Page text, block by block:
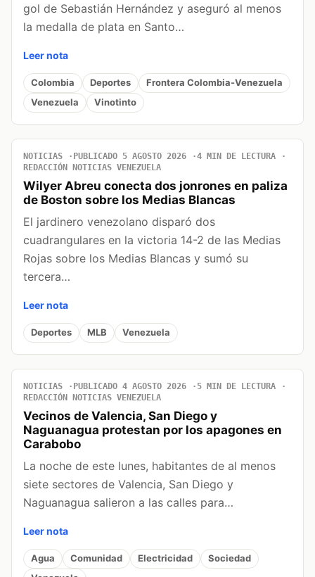
gol de Sebastián Hernández y aseguró al menos
la medalla de plata en Santo…
Leer nota
Colombia Deportes
Frontera Colombia-Venezuela
Venezuela
Vinotinto
NOTICIAS PUBLICADO 5 AGOSTO 2026
4 MIN DE LECTURA
REDACCIÓN NOTICIAS VENEZUELA
Wilyer Abreu conecta dos jonrones en paliza
de Boston sobre los Medias Blancas
El jardinero venezolano disparó dos
cuadrangulares en la victoria 14-2 de las Medias
Rojas sobre los Medias Blancas y sumó su
tercera…
Leer nota
Deportes MLB Venezuela
NOTICIAS PUBLICADO 4 AGOSTO 2026
5 MIN DE LECTURA
REDACCIÓN NOTICIAS VENEZUELA
Vecinos de Valencia, San Diego y
Naguanagua protestan por los apagones en
Carabobo
La noche de este lunes, habitantes de al menos
siete sectores de Valencia, San Diego y
Naguanagua salieron a las calles para…
Leer nota
Agua Comunidad Electricidad
Sociedad